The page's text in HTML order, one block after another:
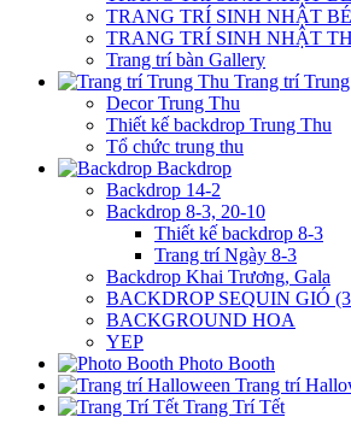
TRANG TRÍ SINH NHẬT
TRANG TRÍ SINH NHẬT
Trang trí bàn Gallery
Trang trí
Decor Trung Thu
Thiết kế backdrop Trung Thu
Tổ chức trung thu
Backdrop
Backdrop 14-2
Backdrop 8-3, 20-10
Thiết kế backdrop 8-3
Trang trí Ngày 8-3
Backdrop Khai Trương, Gala
BACKDROP SEQUIN GIÓ
BACKGROUND HOA
YEP
Photo Booth
Trang trí
Trang Trí Tết